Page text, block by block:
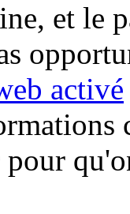
et le
activé